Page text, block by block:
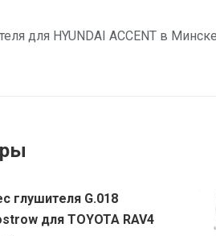
для HYUNDAI ACCENT в
глушителя G.018
для TOYOTA RAV4